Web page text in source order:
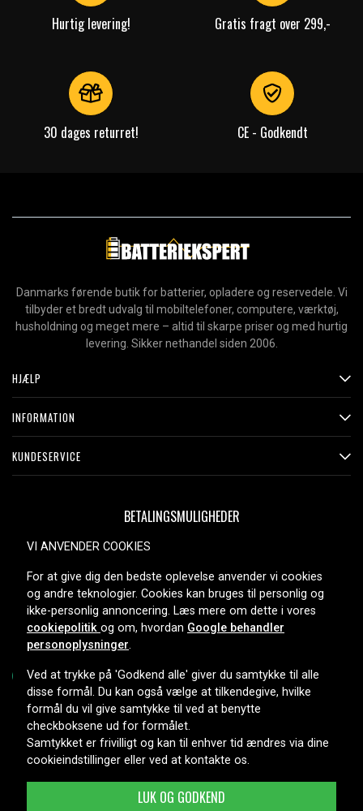
Hurtig levering! Gratis fragt over 299,-
30 dages returret! CE - Godkendt
Danmarks førende butik for batterier, opladere og reservedele. Vi
tilbyder et bredt udvalg til mobiltelefoner, computere, værktøj,
husholdning og meget mere – altid til skarpe priser og med hurtig
levering. Sikker nethandel siden 2006.
HJÆLP
INFORMATION
KUNDESERVICE
BETALINGSMULIGHEDER
LEVERINGSMULIGHEDER
Copyright © 2026, Spares Nordic AB
VI ANVENDER COOKIES
For at give dig den bedste oplevelse anvender vi cookies
og andre teknologier. Cookies kan bruges til personlig og
ikke-personlig annoncering. Læs mere om dette i vores
cookiepolitik og om, hvordan Google behandler
personoplysninger.
Ved at trykke på 'Godkend alle' giver du samtykke til alle
disse formål. Du kan også vælge at tilkendegive, hvilke
formål du vil give samtykke til ved at benytte
checkboksene ud for formålet.
Samtykket er frivilligt og kan til enhver tid ændres via dine
cookieindstillinger eller ved at kontakte os.
LUK OG GODKEND